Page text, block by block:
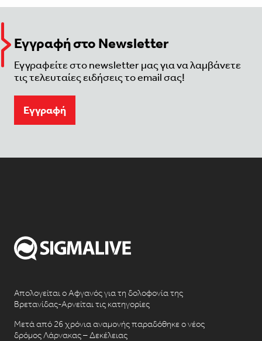
Εγγραφή στο Newsletter
Εγγραφείτε στο newsletter μας για να λαμβάνετε
τις τελευταίες ειδήσεις το email σας!
Eγγραφή
Απολογείται ο Αφγανός για τη δολοφονία της
Βρετανίδας-Αρνείται τις κατηγορίες
Μετά από 26 χρόνια αναμονής παραδόθηκε ο νέος
δρόμος Λάρνακας – Δεκέλειας